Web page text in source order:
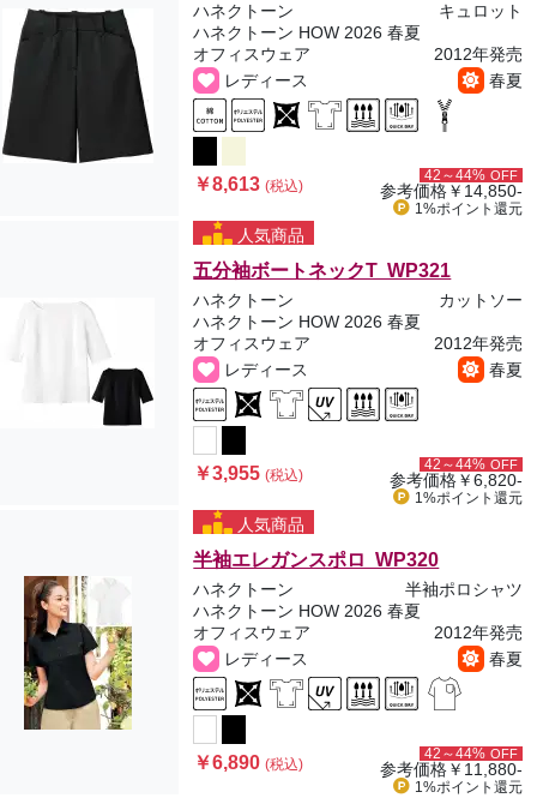
ハネクトーン
キュロット
ハネクトーン HOW 2026 春夏
オフィスウェア
2012年発売
レディース
春夏
￥8,613(税込)
42～44% OFF
参考価格￥14,850-
1%ポイント 還元
人気商品
五分袖ボートネックT WP321
ハネクトーン
カットソー
ハネクトーン HOW 2026 春夏
オフィスウェア
2012年発売
レディース
春夏
￥3,955(税込)
42～44% OFF
参考価格￥6,820-
1%ポイント 還元
人気商品
半袖エレガンスポロ WP320
ハネクトーン
半袖ポロシャツ
ハネクトーン HOW 2026 春夏
オフィスウェア
2012年発売
レディース
春夏
￥6,890(税込)
42～44% OFF
参考価格￥11,880-
1%ポイント 還元